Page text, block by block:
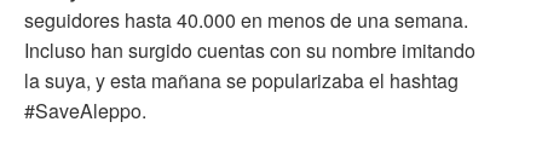
seguidores hasta 40.000 en menos de una semana.
Incluso han surgido cuentas con su nombre imitando
la suya, y esta mañana se popularizaba el hashtag
#SaveAleppo.